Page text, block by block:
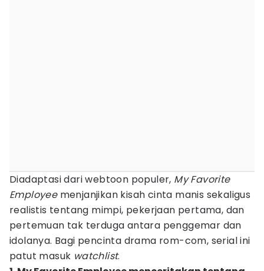
Diadaptasi dari webtoon populer, My Favorite
Employeemenjanjikan kisah cinta manis sekaligus
realistis tentang mimpi, pekerjaan pertama, dan
pertemuan tak terduga antara penggemar dan
idolanya. Bagi pencinta drama rom-com, serial ini
patut masuk watchlist.